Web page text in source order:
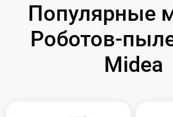
Популярные
Роботов-
Midea